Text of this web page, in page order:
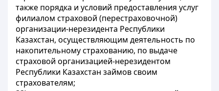
также порядка и условий предоставления услуг
филиалом страховой (перестраховочной)
организации-нерезидента Республики
Казахстан, осуществляющим деятельность по
накопительному страхованию, по выдаче
страховой организацией-нерезидентом
Республики Казахстан займов своим
страхователям;